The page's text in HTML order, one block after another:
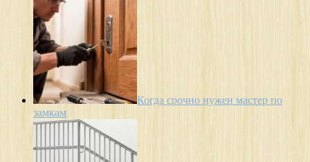
Когда срочно нужен мастер по
замкам